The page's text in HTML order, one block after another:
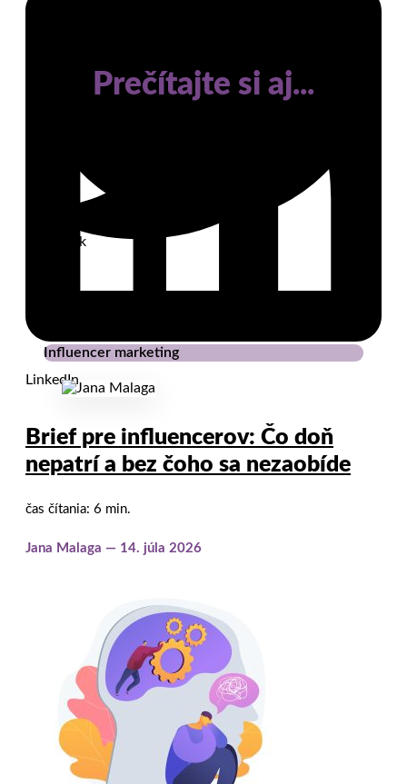
Facebook
LinkedIn
Prečítajte si aj...
Influencer marketing
Brief pre influencerov: Čo doň
nepatrí a bez čoho sa nezaobíde
čas čítania: 6 min.
Jana Malaga 14. júla 2026